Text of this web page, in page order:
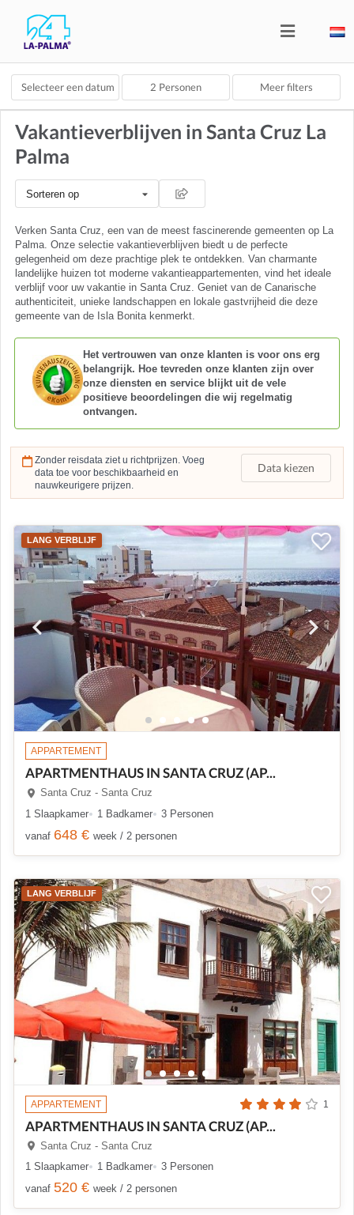
Selecteer een datum 2 Personen Meer filters
Vakantieverblijven in Santa Cruz La
Palma
Sorteren op
Verken Santa Cruz, een van de meest fascinerende gemeenten op La
Palma. Onze selectie vakantieverblijven biedt u de perfecte
gelegenheid om deze prachtige plek te ontdekken. Van charmante
landelijke huizen tot moderne vakantieappartementen, vind het ideale
verblijf voor uw vakantie in Santa Cruz. Geniet van de Canarische
authenticiteit, unieke landschappen en lokale gastvrijheid die deze
gemeente van de Isla Bonita kenmerkt.
Het vertrouwen van onze klanten is voor ons erg
belangrijk. Hoe tevreden onze klanten zijn over
onze diensten en service blijkt uit de vele
positieve beoordelingen die wij regelmatig
ontvangen.
Zonder reisdata ziet u richtprijzen. Voeg
data toe voor beschikbaarheid en
nauwkeurigere prijzen.
Data kiezen
LANG VERBLIJF
APPARTEMENT
APARTMENTHAUS IN SANTA CRUZ (AP...
Santa Cruz - Santa Cruz
1 Slaapkamer
1 Badkamer
3 Personen
vanaf 648 € week / 2 personen
LANG VERBLIJF
APPARTEMENT 1
APARTMENTHAUS IN SANTA CRUZ (AP...
Santa Cruz - Santa Cruz
1 Slaapkamer
1 Badkamer
3 Personen
vanaf 520 € week / 2 personen